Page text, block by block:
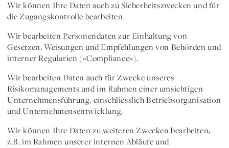
Wir können Ihre Daten auch zuSicherheitszwecken und für
dieZugangskontrolle bearbeiten.
Wir bearbeiten Personendaten zur Einhaltung von
Gesetzen, Weisungen und Empfehlungen von Behörden und
interner Regularien («Compliance»).
Wir bearbeiten Daten auch für Zwecke unseres
Risikomanagements und im Rahmen einer umsichtigen
Unternehmensführung, einschliesslich Betriebsorganisation
und Unternehmensentwicklung.
Wir können Ihre Datenzu weiteren Zwecken bearbeiten,
z.B. im Rahmen unserer internen Abläufe und